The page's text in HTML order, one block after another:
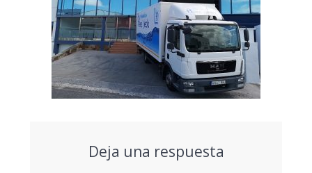
Deja una respuesta